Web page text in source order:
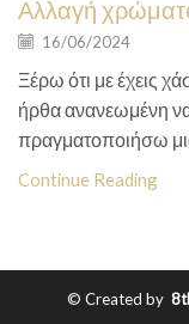
Αλλαγή
16/06/2024
Ξέρω ότι με έχεις
ήρθα ανανεωμένη
πραγματοποιήσω
Continue Reading
© Created by